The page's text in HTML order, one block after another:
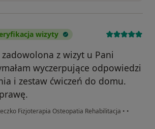
wizyty
zadowolona z wizyt u Pani
wyczerpujące odpowiedzi
i zestaw ćwiczeń do domu.
Fizjoterapia Osteopatia Rehabilitacja • •